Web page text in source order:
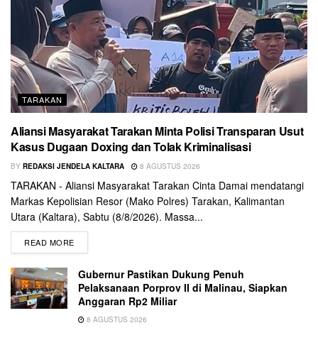
TARAKAN
Aliansi Masyarakat Tarakan Minta Polisi Transparan Usut
Kasus Dugaan Doxing dan Tolak Kriminalisasi
BY REDAKSI JENDELA KALTARA 8 AGUSTUS 2026
TARAKAN - Aliansi Masyarakat Tarakan Cinta Damai mendatangi
Markas Kepolisian Resor (Mako Polres) Tarakan, Kalimantan
Utara (Kaltara), Sabtu (8/8/2026). Massa...
READ MORE
Gubernur Pastikan Dukung Penuh
Pelaksanaan Porprov II di Malinau, Siapkan
Anggaran Rp2 Miliar
8 AGUSTUS 2026